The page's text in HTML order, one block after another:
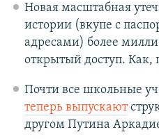
Новая масштабная
истории (вкупе с
адресами) более
открытый доступ. Как,
Почти все школьные
теперь выпускают
другом Путина